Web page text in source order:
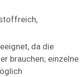
da die
brauchen; einzelne